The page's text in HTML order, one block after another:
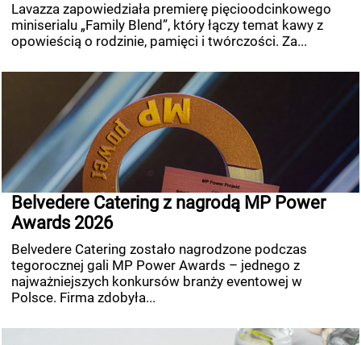
Lavazza zapowiedziała premierę pięcioodcinkowego
miniserialu „Family Blend”, który łączy temat kawy z
opowieścią o rodzinie, pamięci i twórczości. Za...
Belvedere Catering z nagrodą MP Power
Awards 2026
Belvedere Catering zostało nagrodzone podczas
tegorocznej gali MP Power Awards – jednego z
najważniejszych konkursów branży eventowej w
Polsce. Firma zdobyła...